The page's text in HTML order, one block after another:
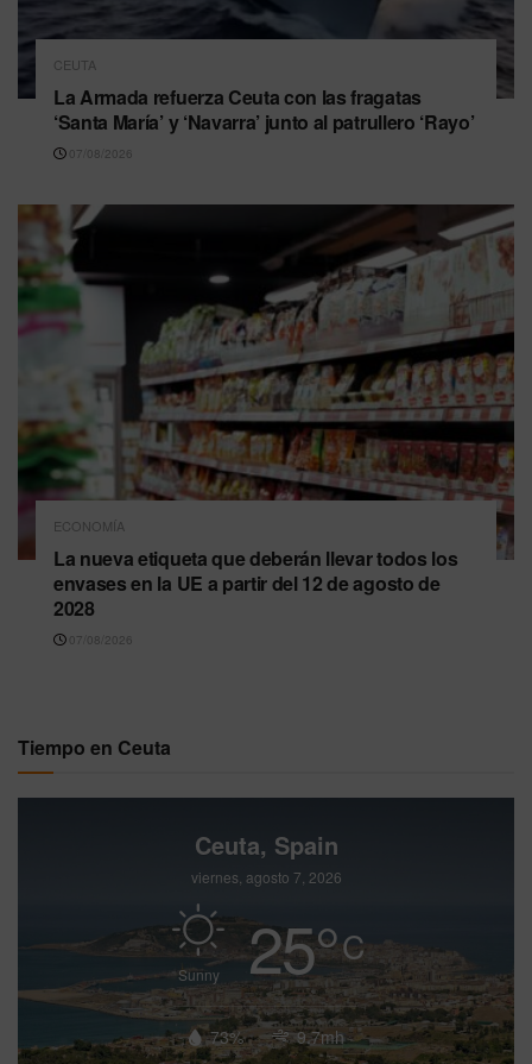
CEUTA
La Armada refuerza Ceuta con las fragatas
‘Santa María’ y ‘Navarra’ junto al patrullero ‘Rayo’
07/08/2026
ECONOMÍA
La nueva etiqueta que deberán llevar todos los
envases en la UE a partir del 12 de agosto de
2028
07/08/2026
Tiempo en Ceuta
Ceuta, Spain
viernes, agosto 7, 2026
Sunny 25°C
73% 9.7mh